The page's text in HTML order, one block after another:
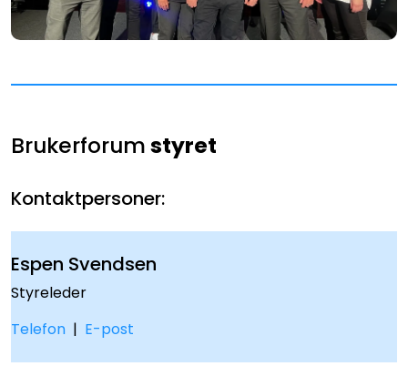
Brukerforumstyret
Kontaktpersoner:
Espen Svendsen
Styreleder
Telefon | E-post